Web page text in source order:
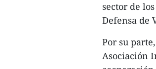
sector de
Defensa de
Por su
Asociación